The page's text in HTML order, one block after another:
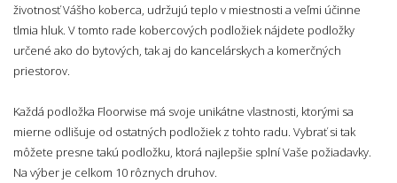
životnosť Vášho koberca, udržujú teplo v miestnosti a veľmi účinne
tlmia hluk. V tomto rade kobercových podložiek nájdete podložky
určené ako do bytových, tak aj do kancelárskych a komerčných
priestorov.
Každá podložka Floorwise má svoje unikátne vlastnosti, ktorými sa
mierne odlišuje od ostatných podložiek z tohto radu. Vybrať si tak
môžete presne takú podložku, ktorá najlepšie splní Vaše požiadavky.
Na výber je celkom 10 rôznych druhov.